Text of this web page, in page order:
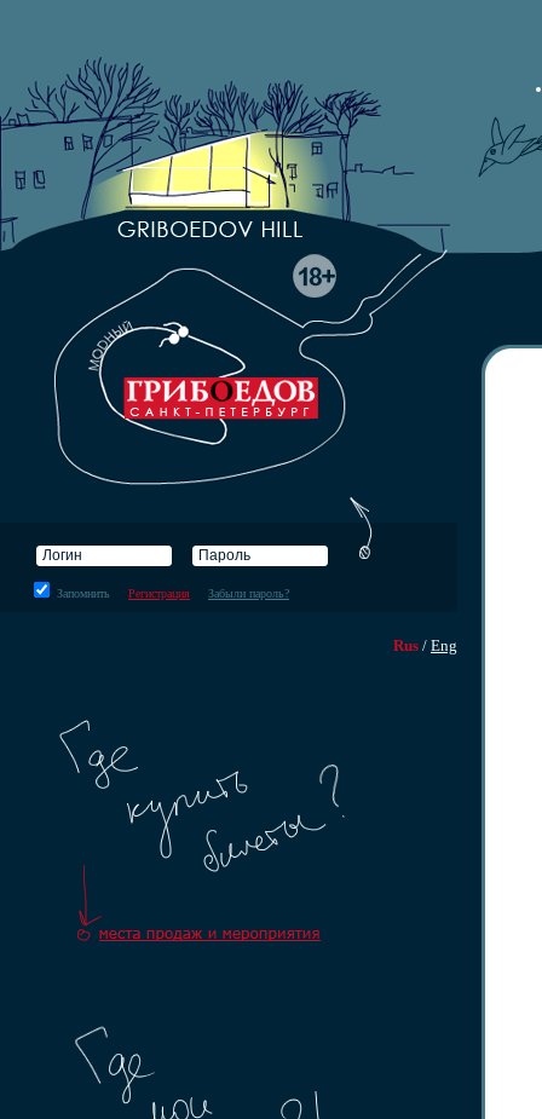
Запомнить Регистрация Забыли пароль?
Rus / Eng